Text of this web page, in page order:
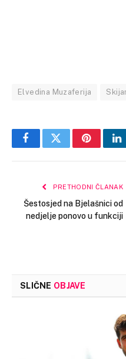
Elvedina Muzaferija
FacebookTwitterPinterest
PRETHODNI ČLANAK
Šestosjed na Bjelašnici od
nedjelje ponovo u funkciji
SLIČNE OBJAVE